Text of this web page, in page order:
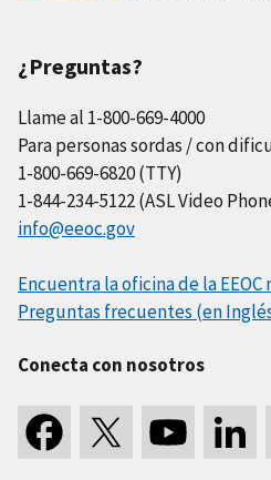
¿Preguntas?
Llame al 1-800-669-4000
Para personas sordas / con
1-800-669-6820 (TTY)
1-844-234-5122 (ASL Video
info@eeoc.gov
Encuentra la oficina de la EEOC
Preguntas frecuentes (en
Conecta con nosotros